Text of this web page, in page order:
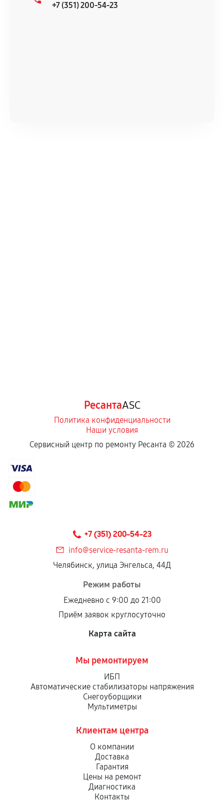
+7 (351) 200-54-23
РесантаASC
Политика конфиденциальности
Наши условия
Сервисный центр по ремонту Ресанта © 2026
+7 (351) 200-54-23
info@service-resanta-rem.ru
Челябинск, улица Энгельса, 44Д
Режим работы
Ежедневно с 9:00 до 21:00
Приём заявок круглосуточно
Карта сайта
Мы ремонтируем
ИБП
Автоматические стабилизаторы напряжения
Снегоуборщики
Мультиметры
Клиентам центра
О компании
Доставка
Гарантия
Цены на ремонт
Диагностика
Контакты